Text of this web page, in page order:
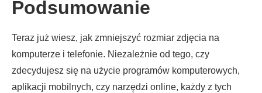
Podsumowanie
Teraz już wiesz, jak zmniejszyć rozmiar zdjęcia na
komputerze i telefonie. Niezależnie od tego, czy
zdecydujesz się na użycie programów komputerowych,
aplikacji mobilnych, czy narzędzi online, każdy z tych